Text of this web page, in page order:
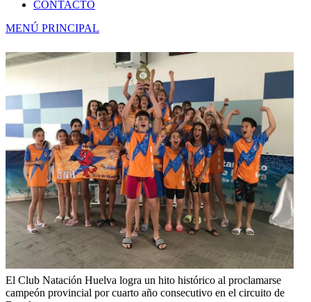
CONTACTO
MENÚ PRINCIPAL
El Club Natación Huelva logra un hito histórico al proclamarse
campeón provincial por cuarto año consecutivo en el circuito de